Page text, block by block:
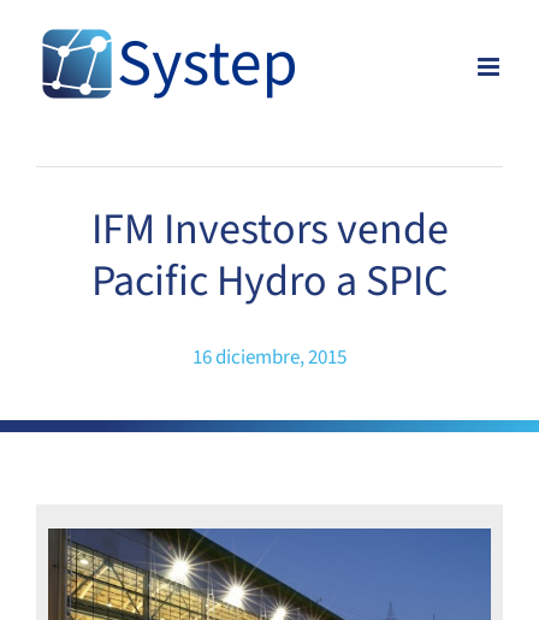
content
IFM Investors vende
Pacific Hydro a SPIC
16 diciembre, 2015